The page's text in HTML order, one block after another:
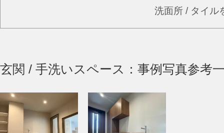
洗面所 / タイル
玄関 / 手洗いスペース：事例写真参考